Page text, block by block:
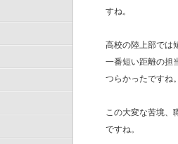
すね。
高校の陸上部では
一番短い距離の担
つらかったですね
この大変な苦境、
ですね。